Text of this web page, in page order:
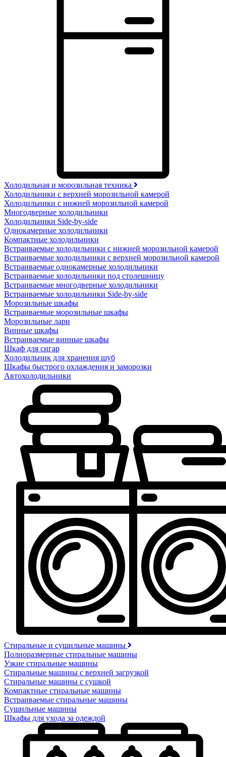
Холодильная и морозильная техника
Холодильники с верхней морозильной камерой
Холодильники с нижней морозильной камерой
Многодверные холодильники
Холодильники Side-by-side
Однокамерные холодильники
Компактные холодильники
Встраиваемые холодильники с нижней морозильной камерой
Встраиваемые холодильники с верхней морозильной камерой
Встраиваемые однокамерные холодильники
Встраиваемые холодильники под столешницу
Встраиваемые многодверные холодильники
Встраиваемые холодильники Side-by-side
Морозильные шкафы
Встраиваемые морозильные шкафы
Морозильные лари
Винные шкафы
Встраиваемые винные шкафы
Шкаф для сигар
Холодильник для хранения шуб
Шкафы быстрого охлаждения и заморозки
Автохолодильники
Стиральные и сушильные машины
Полноразмерные стиральные машины
Узкие стиральные машины
Стиральные машины с верхней загрузкой
Стиральные машины с сушкой
Компактные стиральные машины
Встраиваемые стиральные машины
Сушильные машины
Шкафы для ухода за одеждой